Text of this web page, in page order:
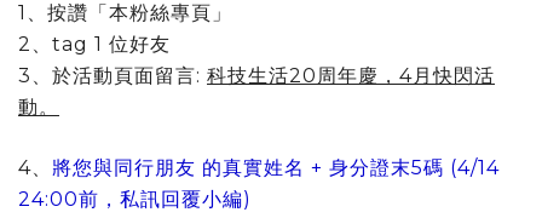
1、按讚「本粉絲專頁」
2、tag 1 位好友
3、於活動頁面留言: 科技生活20周年慶，4月快閃活
動。
4、 將您與同行朋友 的真實姓名 + 身分證末5碼 (4/14
24:00前，私訊回覆小編)